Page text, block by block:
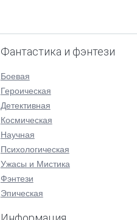
Фантастика и фэнтези
Боевая
Героическая
Детективная
Космическая
Научная
Психологическая
Ужасы и Мистика
Фэнтези
Эпическая